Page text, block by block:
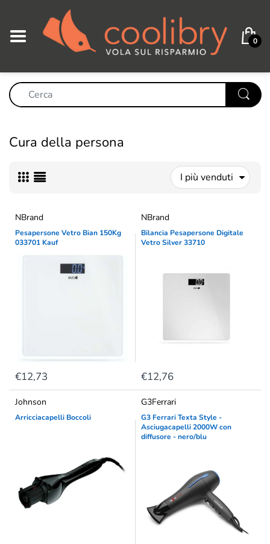
0
Cura della persona
I più venduti
NBrand
Pesapersone Vetro Bian 150Kg
033701 Kauf
€12,73
NBrand
Bilancia Pesapersone Digitale
Vetro Silver 33710
€12,76
Johnson
Arricciacapelli Boccoli
G3Ferrari
G3 Ferrari Texta Style -
Asciugacapelli 2000W con
diffusore - nero/blu